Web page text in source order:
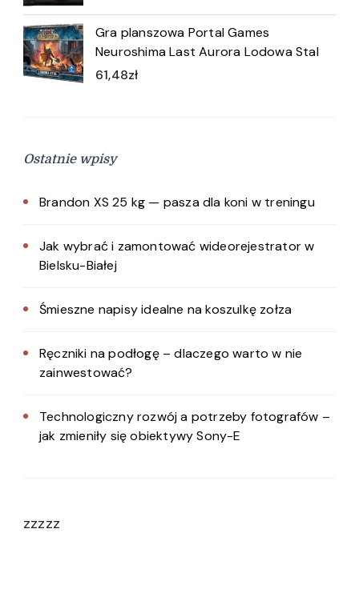
Gra planszowa Portal Games
Neuroshima Last Aurora Lodowa Stal
61,48zł
Ostatnie wpisy
Brandon XS 25 kg — pasza dla koni w treningu
Jak wybrać i zamontować wideorejestrator w
Bielsku-Białej
Śmieszne napisy idealne na koszulkę zołza
Ręczniki na podłogę – dlaczego warto w nie
zainwestować?
Technologiczny rozwój a potrzeby fotografów –
jak zmieniły się obiektywy Sony-E
zzzzz